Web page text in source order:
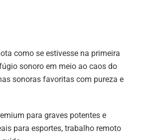
como se estivesse na primeira
sonoro em meio ao caos do
sonoras favoritas com pureza e
para graves potentes e
para esportes, trabalho remoto